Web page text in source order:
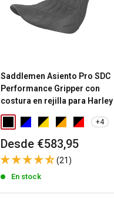
Saddlemen Asiento Pro SDC
Performance Gripper con
costura en rejilla para Harley
+4
Precio
de
venta
Desde €583,95
(21)
En stock